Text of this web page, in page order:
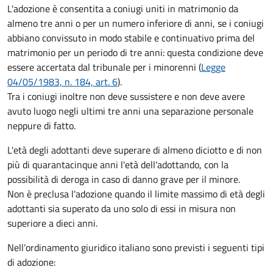
L'adozione è consentita a coniugi uniti in matrimonio da
almeno tre anni o per un numero inferiore di anni, se i coniugi
abbiano convissuto in modo stabile e continuativo prima del
matrimonio per un periodo di tre anni: questa condizione deve
essere accertata dal tribunale per i minorenni (Legge
04/05/1983, n. 184, art. 6).
Tra i coniugi inoltre non deve sussistere e non deve avere
avuto luogo negli ultimi tre anni una separazione personale
neppure di fatto.
L'età degli adottanti deve superare di almeno diciotto e di non
più di quarantacinque anni l'età dell'adottando, con la
possibilità di deroga in caso di danno grave per il minore.
Non è preclusa l'adozione quando il limite massimo di età degli
adottanti sia superato da uno solo di essi in misura non
superiore a dieci anni.
Nell’ordinamento giuridico italiano sono previsti i seguenti tipi
di adozione: